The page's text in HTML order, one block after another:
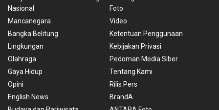
Nasional
Mancanegara
Bangka Belitung
Lingkungan
Olahraga
Gaya Hidup
Opini
English News
Foto
Video
Ketentuan Penggunaan
Kebijakan Privasi
Pedoman Media Siber
Tentang Kami
Rilis Pers
BrandA